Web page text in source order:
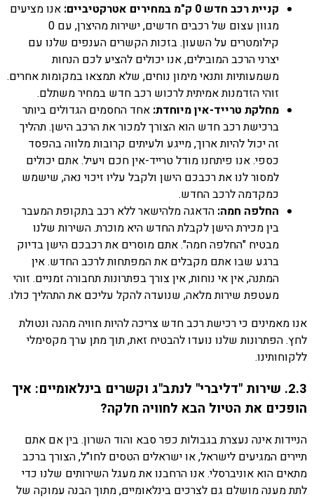
קניית רכב חדש 0 ק"מ במחירים אטרקטיביים:
אנו מציעים
מגוון עצום של רכבים חדשים, ישירות מהיצרן, עם 0
קילומטרים על השעון. בזכות הקשרים הענפים שלנו עם
יצרני הרכב המובילים, אנו יכולים להציע לכם הנחות
משמעותיות ותנאי מימון נוחים, שלא תמצאו במקומות אחרים.
זוהי הזדמנות אמיתית לרכוש רכב חדש במחיר משתלם.
מחלקת טרייד-אין מיוחדת: אחד החסמים הגדולים ביותר
ברכישת רכב חדש הוא הצורך למכור את הרכב הישן. תהליך
זה יכול להיות ארוך, מייגע ולעיתים קרובות מלווה בהפסד
כספי. אנו פיתחנו מודל טרייד-אין חכם ויעיל. אתם יכולים
למסור לנו את רכבכם הישן ולקבל עליו זיכוי נאה, שישמש
כמקדמה לרכב החדש.
החלפה חמה: הדאגה מלהישאר ללא רכב בתקופת המעבר
בין מכירת הישן לקבלת החדש היא מוכרת. השירות שלנו
מבטיח "החלפה חמה". אתם מוסרים את רכבכם הישן בדיוק
ברגע שבו אתם מקבלים את המפתחות לרכב החדש. אין
המתנה, אין אי נוחות, אין צורך בפתרונות תחבורה זמניים. זוהי
מעטפת שירות מלאה, שנועדה להקל עליכם את התהליך כולו.
אנו מאמינים כי רכישת רכב חדש צריכה להיות חוויה מהנה ונטולת
לחץ. הפתרונות שלנו נועדו להבטיח זאת, תוך מתן ערך מקסימלי
ללקוחותינו.
2.3. שירות "דליברי" לנתב"ג וקשרים בינלאומיים: איך
הופכים את הטיול הבא לחוויה חלקה?
הניידות אינה נעצרת בגבולות כפר סבא והוד השרון. בין אם אתם
תיירים המגיעים לישראל, או ישראלים הטסים לחו"ל, הצורך ברכב
מתאים הוא אוניברסלי. אנו הרחבנו את מעגל השירותים שלנו כדי
לתת מענה מושלם גם לצרכים בינלאומיים, מתוך הבנה עמוקה של